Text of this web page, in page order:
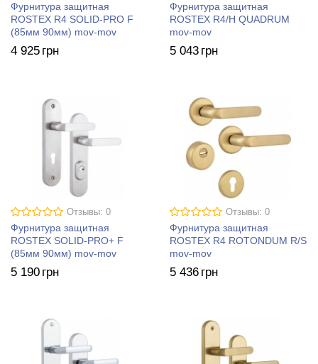
Фурнитура защитная
ROSTEX R4 SOLID-PRO F
(85мм 90мм) mov-mov
4 925 грн
Фурнитура защитная
ROSTEX R4/H QUADRUM
mov-mov
5 043 грн
Отзывы: 0
Фурнитура защитная
ROSTEX SOLID-PRO+ F
(85мм 90мм) mov-mov
5 190 грн
Отзывы: 0
Фурнитура защитная
ROSTEX R4 ROTONDUM R/S
mov-mov
5 436 грн